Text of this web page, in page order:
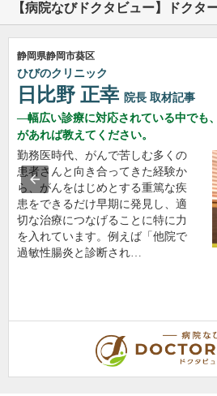
【病院なびドクタビュー】ドクタ
静岡県静岡市葵区
ひびのクリニック
日比野 正幸 院長 取材記事
幅広い診療に対応されている中でも
があれば教えてください。
勤務医時代、がんで苦しむ多くの
患者さんと向き合ってきた経験か
ら、がんをはじめとする重篤な疾
患をできるだけ早期に発見し、適
切な治療につなげることに特に力
を入れています。例えば「他院で
過敏性腸炎と診断され…